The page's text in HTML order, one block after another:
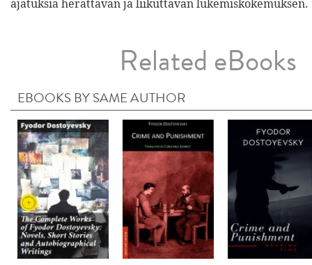
ajatuksia herättävän ja liikuttavan lukemiskokemuksen.
Related eBooks
EBOOKS BY SAME AUTHOR